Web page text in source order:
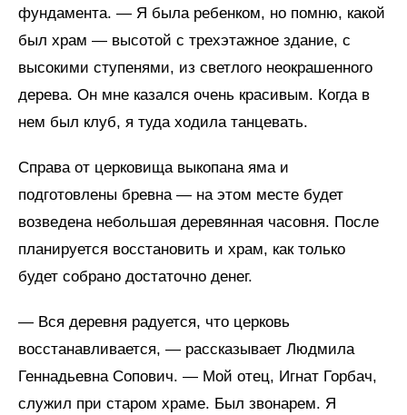
фундамента. — Я была ребенком, но помню, какой
был храм — высотой с трехэтажное здание, с
высокими ступенями, из светлого неокрашенного
дерева. Он мне казался очень красивым. Когда в
нем был клуб, я туда ходила танцевать.
Справа от церковища выкопана яма и
подготовлены бревна — на этом месте будет
возведена небольшая деревянная часовня. После
планируется восстановить и храм, как только
будет собрано достаточно денег.
— Вся деревня радуется, что церковь
восстанавливается, — рассказывает Людмила
Геннадьевна Сопович. — Мой отец, Игнат Горбач,
служил при старом храме. Был звонарем. Я